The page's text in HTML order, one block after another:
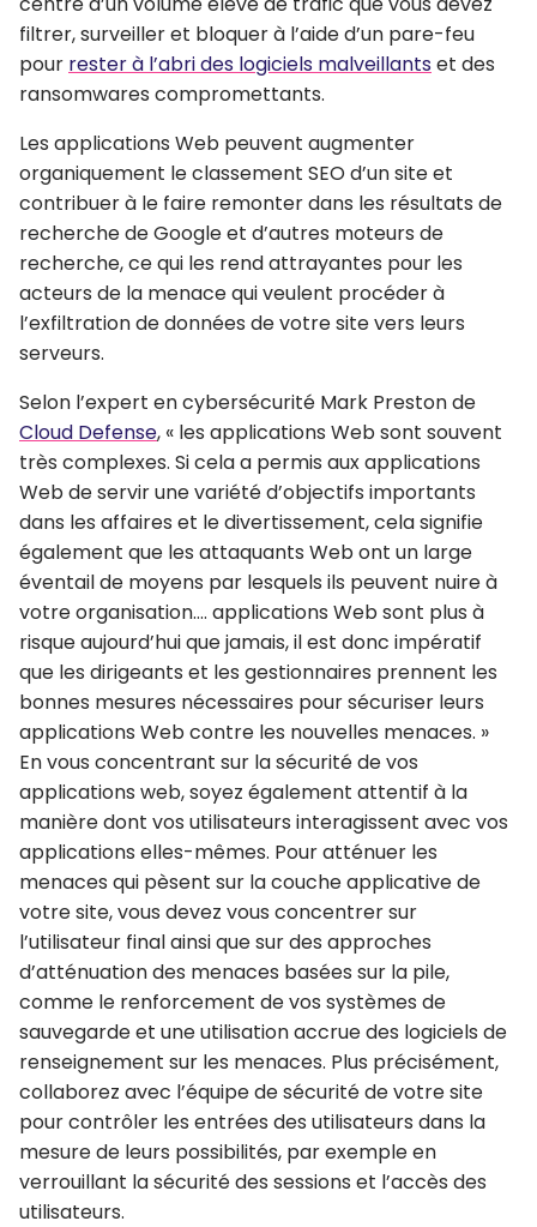
filtrer, surveiller et bloquer à l’aide d’un pare-feu
pour rester à l’abri des logiciels malveillantset des
ransomwares compromettants.
Les applications Web peuvent augmenter
organiquement le classement SEO d’un site et
contribuer à le faire remonter dans les résultats de
recherche de Google et d’autres moteurs de
recherche, ce qui les rend attrayantes pour les
acteurs de la menace qui veulent procéder à
l’exfiltration de données de votre site vers leurs
serveurs.
Selon l’expert en cybersécurité Mark Preston de
Cloud Defense, « les applications Web sont souvent
très complexes. Si cela a permis aux applications
Web de servir une variété d’objectifs importants
dans les affaires et le divertissement, cela signifie
également que les attaquants Web ont un large
éventail de moyens par lesquels ils peuvent nuire à
votre organisation…. applications Web sont plus à
risque aujourd’hui que jamais, il est donc impératif
que les dirigeants et les gestionnaires prennent les
bonnes mesures nécessaires pour sécuriser leurs
applications Web contre les nouvelles menaces. »
En vous concentrant sur la sécurité de vos
applications web, soyez également attentif à la
manière dont vos utilisateurs interagissent avec vos
applications elles-mêmes. Pour atténuer les
menaces qui pèsent sur la couche applicative de
votre site, vous devez vous concentrer sur
l’utilisateur final ainsi que sur des approches
d’atténuation des menaces basées sur la pile,
comme le renforcement de vos systèmes de
sauvegarde et une utilisation accrue des logiciels de
renseignement sur les menaces. Plus précisément,
collaborez avec l’équipe de sécurité de votre site
pour contrôler les entrées des utilisateurs dans la
mesure de leurs possibilités, par exemple en
verrouillant la sécurité des sessions et l’accès des
utilisateurs.